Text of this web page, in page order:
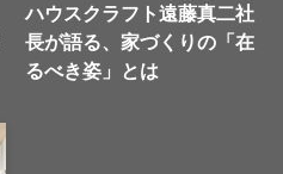
ハウスクラフト遠藤真二社
長が語る、家づくりの「在
るべき姿」とは